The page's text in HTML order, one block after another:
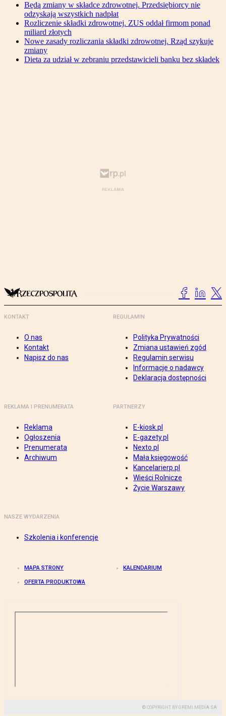
Będą zmiany w składce zdrowotnej. Przedsiębiorcy nie
odzyskają wszystkich nadpłat
Rozliczenie składki zdrowotnej. ZUS oddał firmom ponad
miliard złotych
Nowe zasady rozliczania składki zdrowotnej. Rząd szykuje
zmiany
Dieta za udział w zebraniu przedstawicieli banku bez składek
KONTAKT
O nas
Kontakt
Napisz do nas
REGULAMIN
Polityka Prywatności
Zmiana ustawień zgód
Regulamin serwisu
Informacje o nadawcy
Deklaracja dostępności
REKLAMA I PRENUMERATA
Reklama
Ogłoszenia
Prenumerata
Archiwum
PARTNERZY
E-kiosk.pl
E-gazety.pl
Nexto.pl
Mała księgowość
Kancelarierp.pl
Wieści Rolnicze
Życie Warszawy
NASZE WYDARZENIA
Szkolenia i konferencje
MAPA STRONY KALENDARIUM
OFERTA PRODUKTOWA
© COPYRIGHT BY GREMI MEDIA SA